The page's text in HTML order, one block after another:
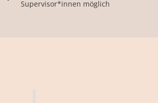
Supervisor*innen möglich